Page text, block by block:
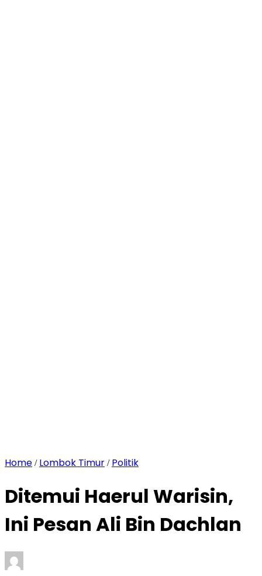
Home / Lombok Timur / Politik
Ditemui Haerul Warisin,
Ini Pesan Ali Bin Dachlan